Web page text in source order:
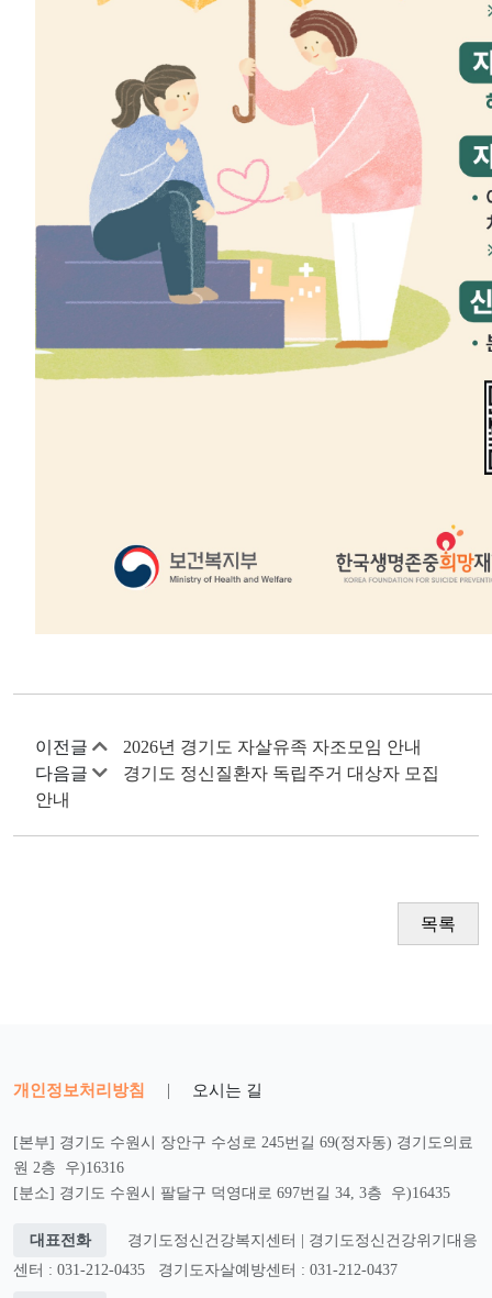
이전글
2026년 경기도 자살유족 자조모임 안내
다음글
경기도 정신질환자 독립주거 대상자 모집
안내
목록
개인정보처리방침 | 오시는 길
[본부] 경기도 수원시 장안구 수성로 245번길 69(정자동) 경기도의료
원 2층 우)16316
[분소] 경기도 수원시 팔달구 덕영대로 697번길 34, 3층 우)16435
대표전화
경기도정신건강복지센터 | 경기도정신건강위기대응
센터 : 031-212-0435
경기도자살예방센터 : 031-212-0437